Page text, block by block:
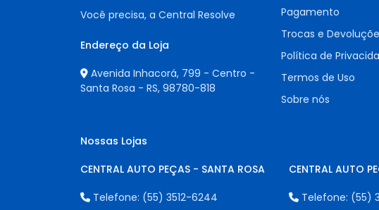
Você precisa, a Central Resolve
Endereço da Loja
Avenida Inhacorá, 799 - Centro -
Santa Rosa - RS, 98780-818
Pagamento
Trocas e
Política de
Termos de Uso
Sobre nós
Nossas Lojas
CENTRAL AUTO PEÇAS - SANTA ROSA
Telefone: (55) 3512-6244
CENTRAL AUTO
Telefone: (55)